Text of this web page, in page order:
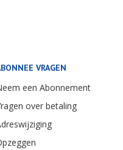
VRAGEN
een Abonnement
over betaling